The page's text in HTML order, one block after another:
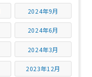
2024年9月
2024年6月
2024年3月
2023年12月